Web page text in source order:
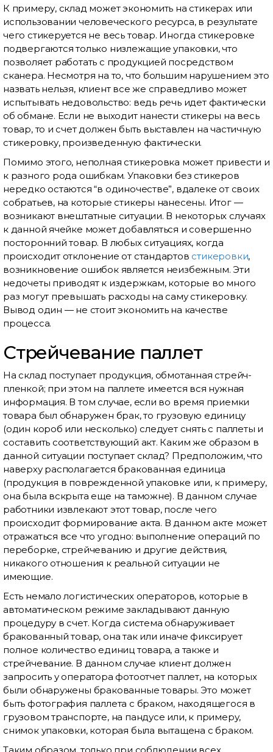
К примеру, склад может экономить на стикерах или
использовании человеческого ресурса, в результате
чего стикеруется не весь товар. Иногда стикеровке
подвергаются только низлежащие упаковки, что
позволяет работать с продукцией посредством
сканера. Несмотря на то, что большим нарушением это
назвать нельзя, клиент все же справедливо может
испытывать недовольство: ведь речь идет фактически
об обмане. Если не выходит нанести стикеры на весь
товар, то и счет должен быть выставлен на частичную
стикеровку, произведенную фактически.
Помимо этого, неполная стикеровка может привести и
к разного рода ошибкам. Упаковки без стикеров
нередко остаются “в одиночестве”, вдалеке от своих
собратьев, на которые стикеры нанесены. Итог —
возникают внештатные ситуации. В некоторых случаях
к данной ячейке может добавляться и совершенно
посторонний товар. В любых ситуациях, когда
происходит отклонение от стандартов стикеровки,
возникновение ошибок является неизбежным. Эти
недочеты приводят к издержкам, которые во много
раз могут превышать расходы на саму стикеровку.
Вывод один — не стоит экономить на качестве
процесса.
Стрейчевание паллет
На склад поступает продукция, обмотанная стрейч-
пленкой; при этом на паллете имеется вся нужная
информация. В том случае, если во время приемки
товара был обнаружен брак, то грузовую единицу
(один короб или несколько) следует снять с паллеты и
составить соответствующий акт. Каким же образом в
данной ситуации поступает склад? Предположим, что
наверху располагается бракованная единица
(продукция в поврежденной упаковке или, к примеру,
она была вскрыта еще на таможне). В данном случае
работники извлекают этот товар, после чего
происходит формирование акта. В данном акте может
отражаться все что угодно: выполнение операций по
переборке, стрейчеванию и другие действия,
никакого отношения к реальной ситуации не
имеющие.
Есть немало логистических операторов, которые в
автоматическом режиме закладывают данную
процедуру в счет. Когда система обнаруживает
бракованный товар, она так или иначе фиксирует
полное количество единиц товара, а также и
стрейчевание. В данном случае клиент должен
запросить у оператора фотоотчет паллет, на которых
были обнаружены бракованные товары. Это может
быть фотография паллета с браком, находящегося в
грузовом транспорте, на пандусе или, к примеру,
снимок упаковки, которая была вытащена с браком.